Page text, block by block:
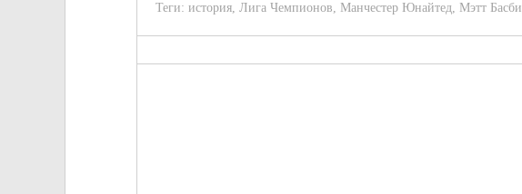
Теги: история, Лига Чемпионов, Манчестер Юнайтед, Мэтт Басби